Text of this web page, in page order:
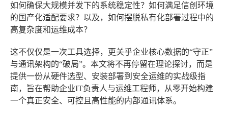
如何确保大规模并发下的系统稳定性？如何满足信创环境
的国产化适配要求？以及，如何摆脱私有化部署过程中的
高复杂度和运维成本？
这不仅仅是一次工具选择，更关乎企业核心数据的“守正”
与通讯架构的“破局”。本文将不再停留在理论探讨，而是
提供一份从硬件选型、安装部署到安全运维的实战级指
南，旨在帮助企业IT负责人与运维工程师，从零开始构建
一个真正安全、可控且高性能的内部通讯体系。